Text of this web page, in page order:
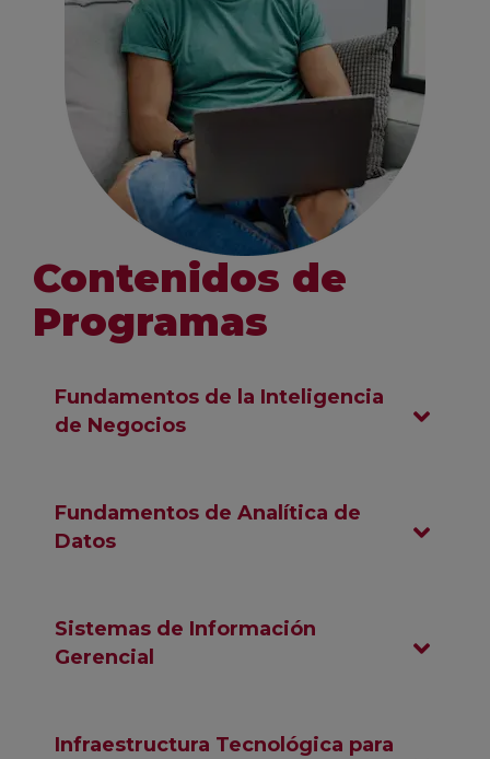
Contenidos de
Programas
Fundamentos de la Inteligencia
de Negocios
Fundamentos de Analítica de
Datos
Sistemas de Información
Gerencial
Infraestructura Tecnológica para